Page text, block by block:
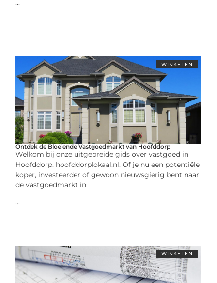
...
WINKELEN
Ontdek de Bloeiende Vastgoedmarkt van Hoofddorp
Welkom bij onze uitgebreide gids over vastgoed in
Hoofddorp. hoofddorplokaal.nl. Of je nu een potentiële
koper, investeerder of gewoon nieuwsgierig bent naar
de vastgoedmarkt in
...
WINKELEN